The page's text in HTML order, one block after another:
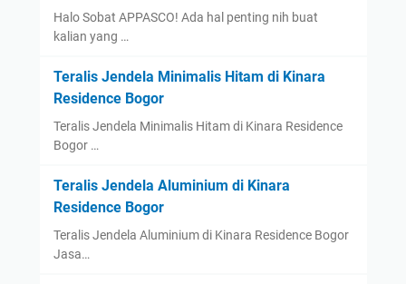
Halo Sobat APPASCO! Ada hal penting nih buat
kalian yang …
Teralis Jendela Minimalis Hitam di Kinara
Residence Bogor
Teralis Jendela Minimalis Hitam di Kinara Residence
Bogor …
Teralis Jendela Aluminium di Kinara
Residence Bogor
Teralis Jendela Aluminium di Kinara Residence Bogor
Jasa…